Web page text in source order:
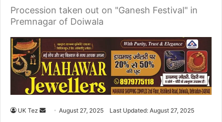
Procession taken out on "Ganesh Festival" in
Premnagar of Doiwala
UK Tez August 27, 2025 Last Updated: August 27, 2025